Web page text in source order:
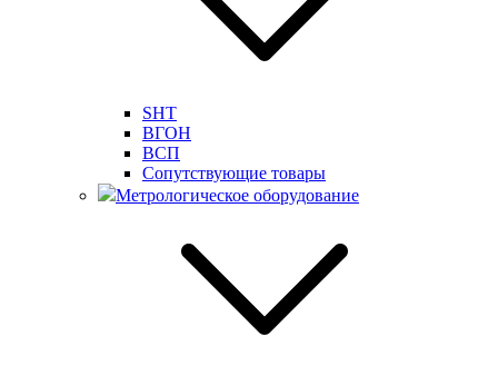
SHT
ВГОН
ВСП
Сопутствующие товары
Метрологическое оборудование